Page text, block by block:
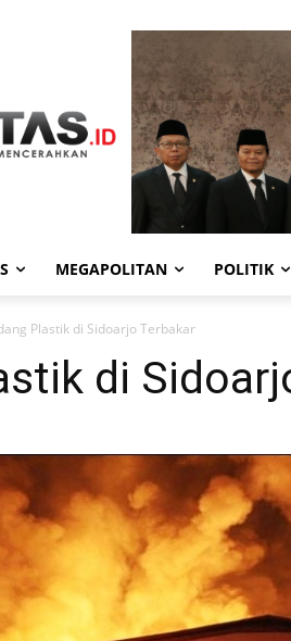
MEGAPOLITAN POLITIK
Plastik di Sidoarjo Terbakar
di